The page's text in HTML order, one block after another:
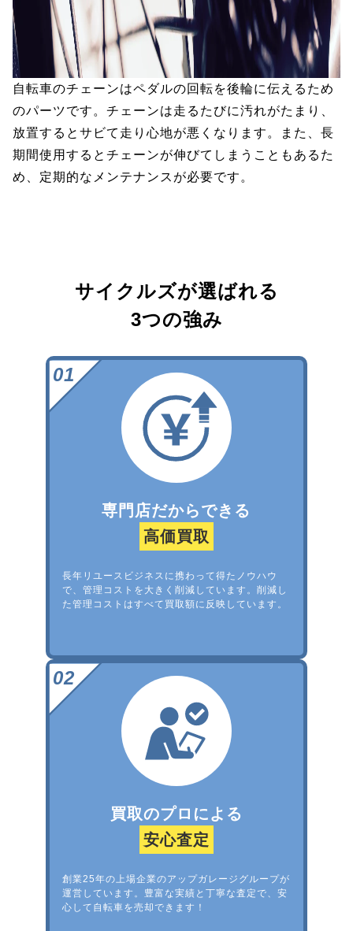
自転車のチェーンはペダルの回転を後輪に伝えるため
のパーツです。チェーンは走るたびに汚れがたまり、
放置するとサビて走り心地が悪くなります。また、長
期間使用するとチェーンが伸びてしまうこともあるた
め、定期的なメンテナンスが必要です。
サイクルズが選ばれる
3つの強み
専門店だからできる
高価買取
長年リユースビジネスに携わって得たノウハウ
で、管理コストを大きく削減しています。削減し
た管理コストはすべて買取額に反映しています。
買取のプロによる
安心査定
創業25年の上場企業のアップガレージグループが
運営しています。豊富な実績と丁寧な査定で、安
心して自転車を売却できます！